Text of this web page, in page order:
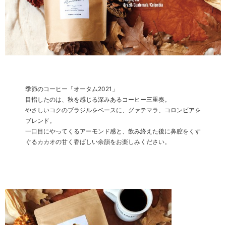
季節のコーヒー「オータム2021」
目指したのは、秋を感じる深みあるコーヒー三重奏。
やさしいコクのブラジルをベースに、グァテマラ、コロンビアを
ブレンド。
一口目にやってくるアーモンド感と、飲み終えた後に鼻腔をくす
ぐるカカオの甘く香ばしい余韻をお楽しみください。